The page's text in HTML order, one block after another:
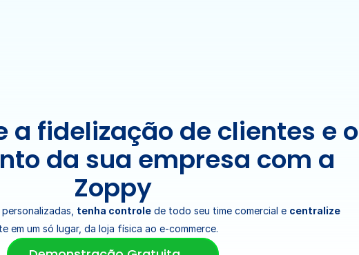
a fidelização de clientes e o
da sua empresa com a
Zoppy
personalizadas, tenha controle de todo seu time comercial e centralize
em um só lugar, da loja física ao e-commerce.